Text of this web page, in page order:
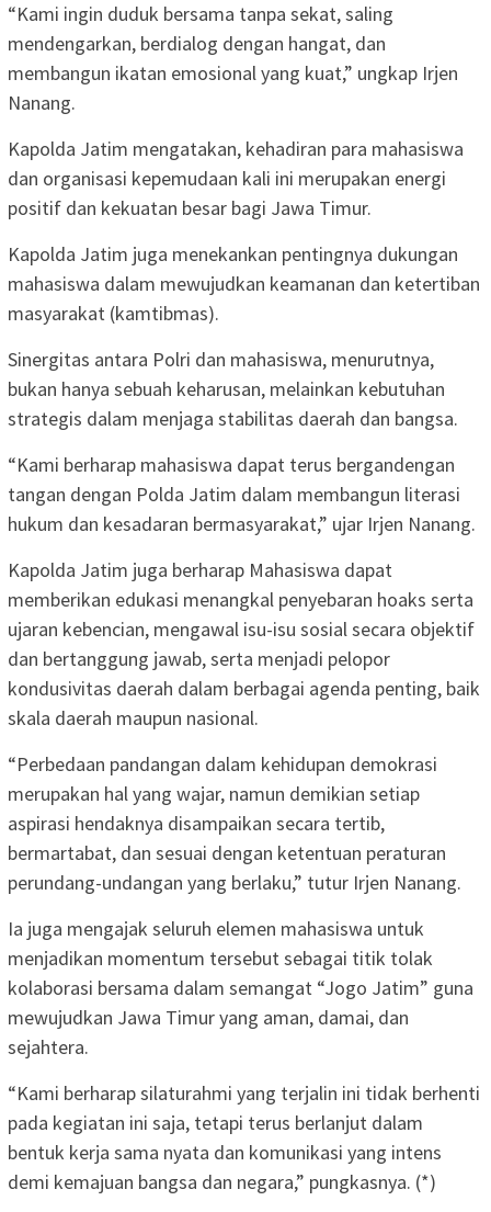
“Kami ingin duduk bersama tanpa sekat, saling
mendengarkan, berdialog dengan hangat, dan
membangun ikatan emosional yang kuat,” ungkap Irjen
Nanang.
Kapolda Jatim mengatakan, kehadiran para mahasiswa
dan organisasi kepemudaan kali ini merupakan energi
positif dan kekuatan besar bagi Jawa Timur.
Kapolda Jatim juga menekankan pentingnya dukungan
mahasiswa dalam mewujudkan keamanan dan ketertiban
masyarakat (kamtibmas).
Sinergitas antara Polri dan mahasiswa, menurutnya,
bukan hanya sebuah keharusan, melainkan kebutuhan
strategis dalam menjaga stabilitas daerah dan bangsa.
“Kami berharap mahasiswa dapat terus bergandengan
tangan dengan Polda Jatim dalam membangun literasi
hukum dan kesadaran bermasyarakat,” ujar Irjen Nanang.
Kapolda Jatim juga berharap Mahasiswa dapat
memberikan edukasi menangkal penyebaran hoaks serta
ujaran kebencian, mengawal isu-isu sosial secara objektif
dan bertanggung jawab, serta menjadi pelopor
kondusivitas daerah dalam berbagai agenda penting, baik
skala daerah maupun nasional.
“Perbedaan pandangan dalam kehidupan demokrasi
merupakan hal yang wajar, namun demikian setiap
aspirasi hendaknya disampaikan secara tertib,
bermartabat, dan sesuai dengan ketentuan peraturan
perundang-undangan yang berlaku,” tutur Irjen Nanang.
Ia juga mengajak seluruh elemen mahasiswa untuk
menjadikan momentum tersebut sebagai titik tolak
kolaborasi bersama dalam semangat “Jogo Jatim” guna
mewujudkan Jawa Timur yang aman, damai, dan
sejahtera.
“Kami berharap silaturahmi yang terjalin ini tidak berhenti
pada kegiatan ini saja, tetapi terus berlanjut dalam
bentuk kerja sama nyata dan komunikasi yang intens
demi kemajuan bangsa dan negara,” pungkasnya. (*)